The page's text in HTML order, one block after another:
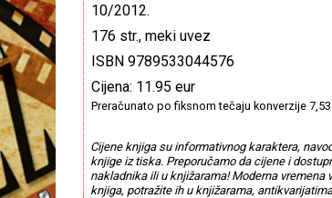
10/2012.
176 str., meki uvez
ISBN 9789533044576
Cijena: 11.95 eur
Preračunato po fiksnom tečaju konverzije
Cijene knjiga su informativnog karaktera,
knjige iz tiska. Preporučamo da cijene i
nakladnika ili u knjižarama! Moderna vremena
knjiga, potražite ih u knjižarama,